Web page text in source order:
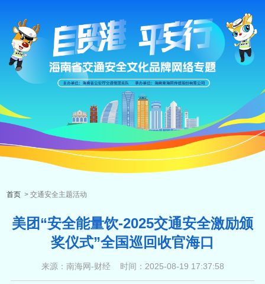
首页 > 交通安全主题活动
美团“安全能量饮-2025交通安全激励颁
奖仪式”全国巡回收官海口
来源：南海网-财经 时间：2025-08-19 17:37:58